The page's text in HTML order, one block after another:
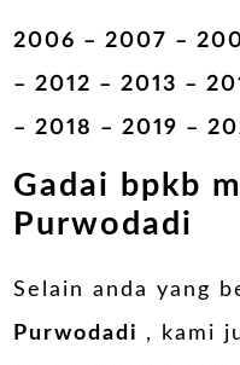
2006 – 2007 –
– 2012 – 2013 –
– 2018 – 2019 –
Gadai bpkb
Purwodadi
Selain anda yang
Purwodadi , kami